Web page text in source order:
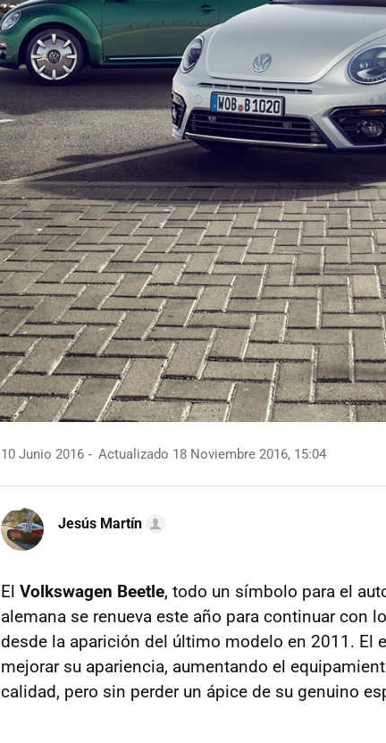
10 Junio 2016 Actualizado 18 Noviembre 2016, 15:04
Jesús Martín
El Volkswagen Beetle, todo un símbolo para el
alemana se renueva este año para continuar con
desde la aparición del último modelo en 2011. El
mejorar su apariencia, aumentando el
calidad, pero sin perder un ápice de su genuino